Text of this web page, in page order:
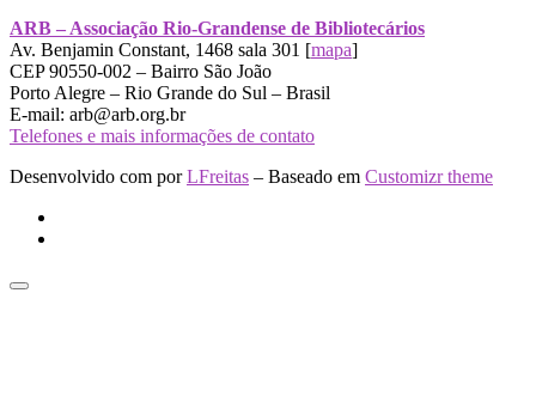
ARB – Associação Rio-Grandense de Bibliotecários
Av. Benjamin Constant, 1468 sala 301 [mapa]
CEP 90550-002 – Bairro São João
Porto Alegre – Rio Grande do Sul – Brasil
E-mail: arb@arb.org.br
Telefones e mais informações de contato
Desenvolvido com porLFreitas – Baseado em Customizr theme